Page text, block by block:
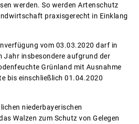
werden. So werden Artenschutz
praxisgerecht in Einklang
vom 03.03.2020 darf in
Jahr insbesondere aufgrund der
Grünland mit Ausnahme
bis einschließlich 01.04.2020
niederbayerischen
Walzen zum Schutz von Gelegen